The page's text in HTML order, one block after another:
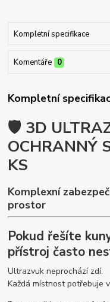
Kompletní specifikace
Komentáře 0
Kompletní
🛡️ 3D
OCHRANNÝ
KS
Komplexní
prostor
Pokud řešíte
přístroj často
Ultrazvuk neprochází zdí.
Každá místnost potřebuje